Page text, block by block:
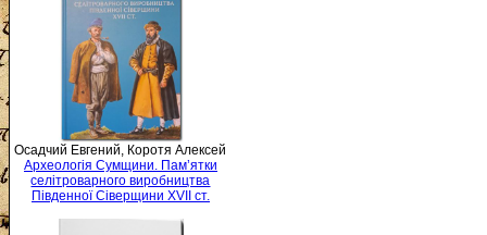
Осадчий Евгений, Коротя Алексей
Археологія Сумщини. Пам’ятки
селітроварного виробництва
Південної Сіверщини XVII ст.